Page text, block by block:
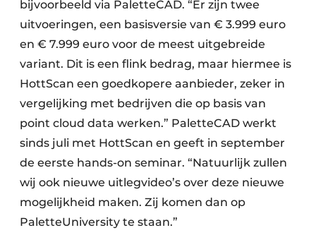
bijvoorbeeld via PaletteCAD. “Er zijn twee
uitvoeringen, een basisversie van € 3.999 euro
en € 7.999 euro voor de meest uitgebreide
variant. Dit is een flink bedrag, maar hiermee is
HottScan een goedkopere aanbieder, zeker in
vergelijking met bedrijven die op basis van
point cloud data werken.” PaletteCAD werkt
sinds juli met HottScan en geeft in september
de eerste hands-on seminar. “Natuurlijk zullen
wij ook nieuwe uitleg­video’s over deze nieuwe
mogelijkheid maken. Zij komen dan op
PaletteUniversity te staan.”